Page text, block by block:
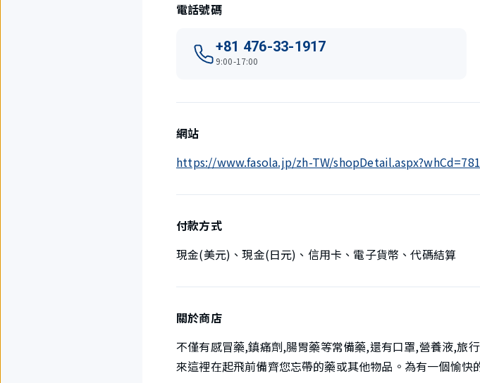
電話號碼
+81 476-33-1917
9:00-17:00
網站
https://www.fasola.jp/zh-TW/
付款方式
現金(美元)、現金(日元)、信用卡、電子貨幣、代碼結算
關於商店
不僅有感冒藥,鎮痛劑,腸胃藥等常備藥,還有口罩,營養液,旅
來這裡在起飛前備齊您忘帶的藥或其他物品。為有一個愉快